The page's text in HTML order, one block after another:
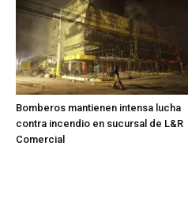
Bomberos mantienen intensa lucha
contra incendio en sucursal de L&R
Comercial